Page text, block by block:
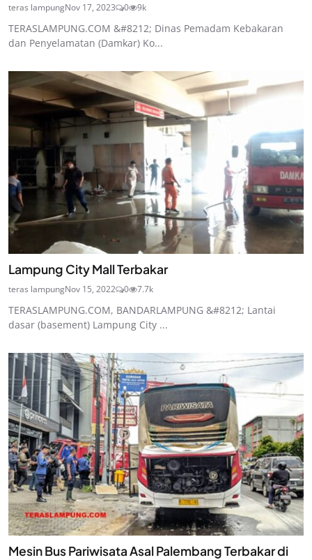
teras lampungNov 17, 2023 0 9k
TERASLAMPUNG.COM &#8212; Dinas Pemadam Kebakaran
dan Penyelamatan (Damkar) Ko...
Lampung City Mall Terbakar
teras lampungNov 15, 2022 0 7.7k
TERASLAMPUNG.COM, BANDARLAMPUNG &#8212; Lantai
dasar (basement) Lampung City ...
Mesin Bus Pariwisata Asal Palembang Terbakar di